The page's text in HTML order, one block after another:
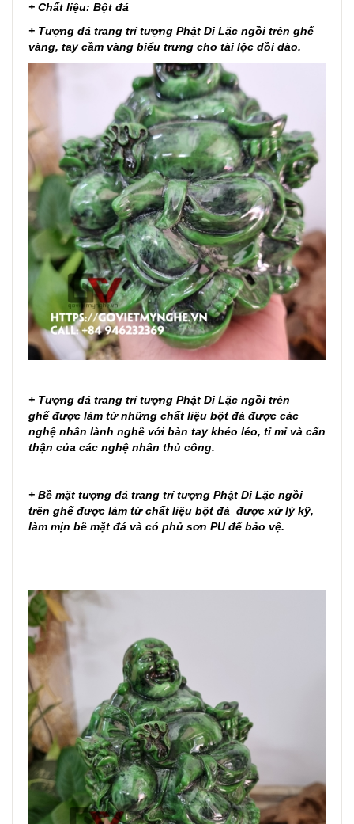
+ Chất liệu: Bột đá
+ Tượng đá trang trí tượng Phật Di Lặc ngồi trên ghế
vàng, tay cầm vàng biểu trưng cho tài lộc dồi dào.
+ Tượng đá trang trí tượng Phật Di Lặc ngồi trên
ghế được làm từ những chất liệu bột đá được các
nghệ nhân lành nghề với bàn tay khéo léo, tỉ mỉ và cẩn
thận của các nghệ nhân thủ công.
+ Bề mặt tượng đá trang trí tượng Phật Di Lặc ngồi
trên ghế được làm từ chất liệu bột đá được xử lý kỹ,
làm mịn bề mặt đá và có phủ sơn PU để bảo vệ.